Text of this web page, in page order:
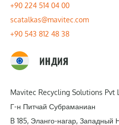
+90 224 514 04 00
scatalkas@mavitec.com
+90 543 812 48 38
ИНДИЯ
Mavitec Recycling Solutions Pvt
Г-н Питчай Субраманиан
B 185, Эланго-нагар, Западный